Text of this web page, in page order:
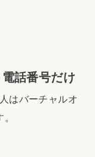
話番号だけ
はバーチャルオ